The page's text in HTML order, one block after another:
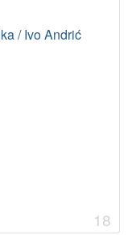
/ Ivo Andrić
18